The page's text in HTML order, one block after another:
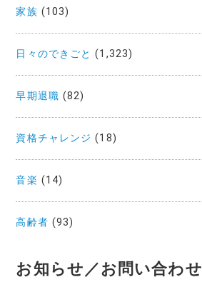
家族 (103)
日々のできごと (1,323)
早期退職 (82)
資格チャレンジ (18)
音楽 (14)
高齢者 (93)
お知らせ／お問い合わせ